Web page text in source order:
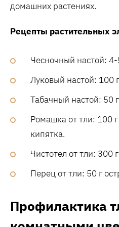
домашних растениях.
Рецепты растительных
Чесночный настой:
Луковый настой: 100
Табачный настой: 50
Ромашка от тли: 100
кипятка.
Чистотел от тли: 300
Перец от тли: 50 г
Профилактика